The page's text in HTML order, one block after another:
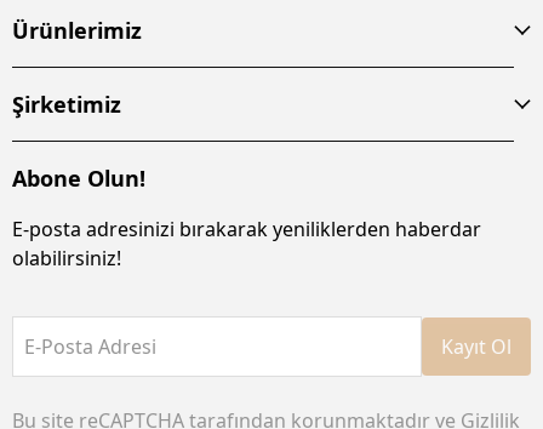
Ürünlerimiz
Şirketimiz
Abone Olun!
E-posta adresinizi bırakarak yeniliklerden haberdar
olabilirsiniz!
E-Posta Adresi Kayıt Ol
Bu site reCAPTCHA tarafından korunmaktadır ve Gizlilik